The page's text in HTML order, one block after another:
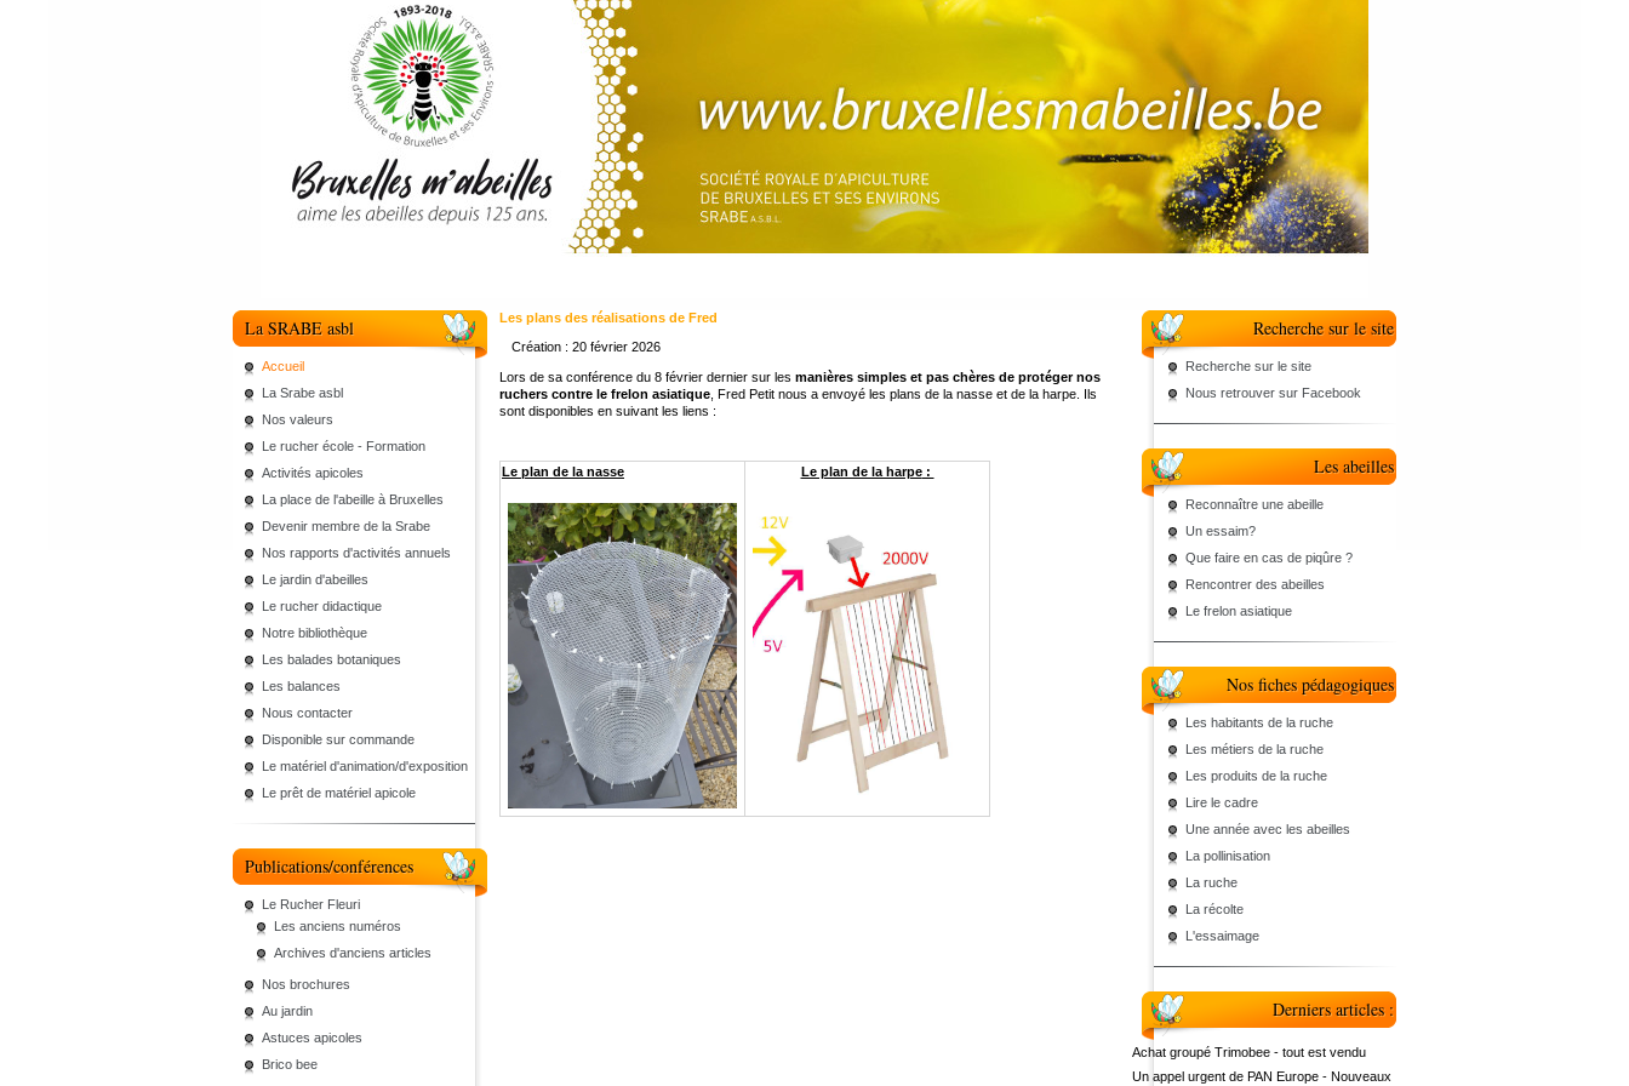
La SRABE asbl
Accueil
La Srabe asbl
Nos valeurs
Le rucher école - Formation
Activités apicoles
La place de l'abeille à Bruxelles
Devenir membre de la Srabe
Nos rapports d'activités annuels
Le jardin d'abeilles
Le rucher didactique
Notre bibliothèque
Les balades botaniques
Les balances
Nous contacter
Disponible sur commande
Le matériel d'animation/d'exposition
Le prêt de matériel apicole
Publications/conférences
Le Rucher Fleuri
Les anciens numéros
Archives d'anciens articles
Nos brochures
Au jardin
Astuces apicoles
Brico bee
Les plans des réalisations de Fred
Création : 20 février 2026
Lors de sa conférence du 8 février dernier sur les manières simples et pas chères de protéger nos
ruchers contre le frelon asiatique , Fred Petit nous a envoyé les plans de la nasse et de la harpe. Ils
sont disponibles en suivant les liens :
Le plan de la nasse Le plan de la harpe:
Recherche sur le site
Recherche sur le site
Nous retrouver sur Facebook
Les abeilles
Reconnaître une abeille
Un essaim?
Que faire en cas de piqûre ?
Rencontrer des abeilles
Le frelon asiatique
Nos fiches pédagogiques
Les habitants de la ruche
Les métiers de la ruche
Les produits de la ruche
Lire le cadre
Une année avec les abeilles
La pollinisation
La ruche
La récolte
L'essaimage
Derniers articles :
Achat groupé Trimobee - tout est vendu
Un appel urgent de PAN Europe - Nouveaux